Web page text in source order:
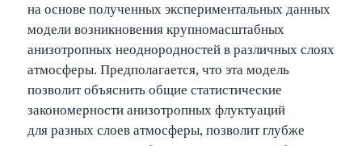
на основе полученных экспериментальных данных
модели возникновения крупномасштабных
анизотропных неоднородностей в различных слоях
атмосферы. Предполагается, что эта модель
позволит объяснить общие статистические
закономерности анизотропных флуктуаций
для разных слоев атмосферы, позволит глубже